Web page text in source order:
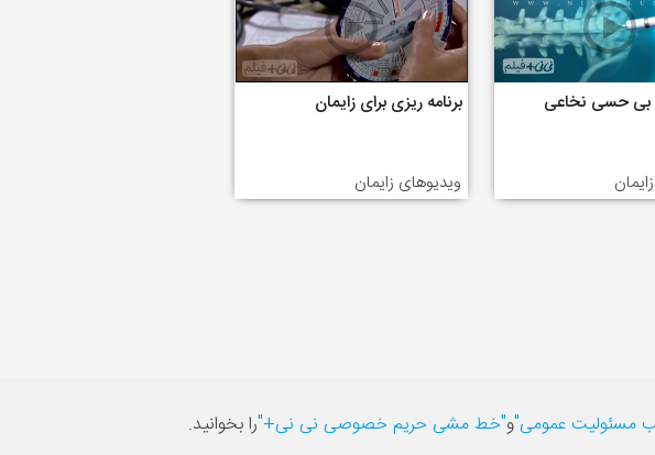
بی حسی نخاعی برنامه ریزی برای زایمان
ویدیوهای زایمان
مسئولیت عمومی"و"خط مشی حریم خصوصی نی نی+"را بخوانید.